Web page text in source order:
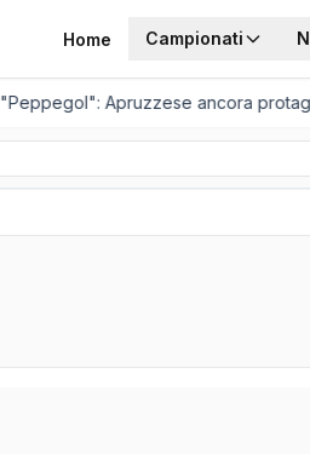
Home Campionati
Apruzzese ancora